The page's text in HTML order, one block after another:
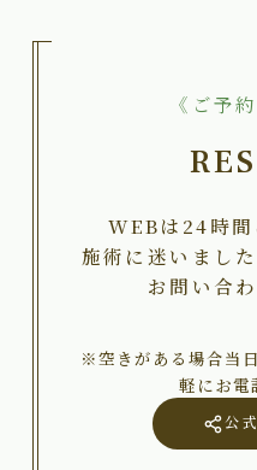
《ご予
WEBは24時間
施術に迷いまし
お問い合
※空きがある場合当
軽にお電
公